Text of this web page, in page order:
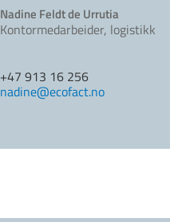
Nadine Feldt de Urrutia
Kontormedarbeider, logistikk
+47 913 16 256
nadine@ecofact.no